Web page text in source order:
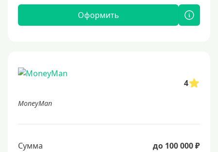
Оформить
4
MoneyMan
Сумма
до 100 000 ₽